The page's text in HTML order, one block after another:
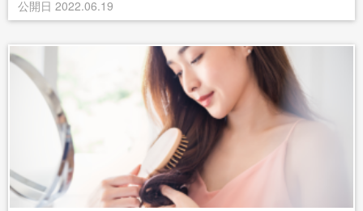
公開日 2022.06.19